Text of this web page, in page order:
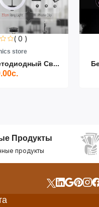
( 0 )
store
Св...
Продукты
продукты